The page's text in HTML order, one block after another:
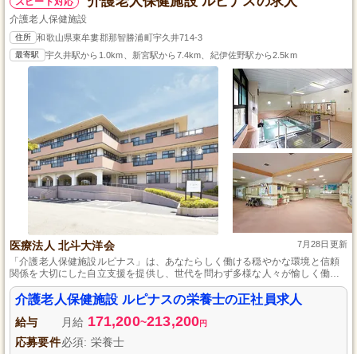
介護老人保健施設
住所 和歌山県東牟婁郡那智勝浦町宇久井714-3
最寄駅 宇久井駅から1.0km、新宮駅から7.4km、紀伊佐野駅から2.5km
医療法人 北斗大洋会 7月28日更新
「介護老人保健施設ルピナス」は、あなたらしく働ける穏やかな環境と信頼
関係を大切にした自立支援を提供し、世代を問わず多様な人々が愉しく働く
場所です。
介護老人保健施設 ルピナスの栄養士の正社員求人
給与 月給 171,200~213,200円
応募要件必須: 栄養士